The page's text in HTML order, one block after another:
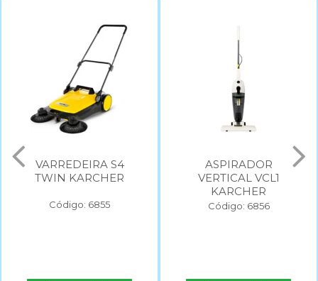
VARREDEIRA S4
TWIN KARCHER
Código: 6855
ASPIRADOR
VERTICAL VCL1
KARCHER
Código: 6856